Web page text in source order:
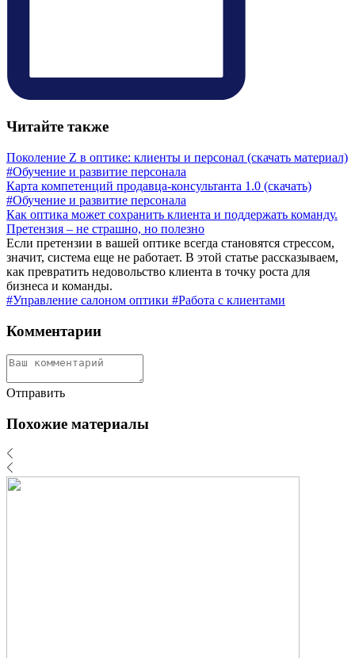
Читайте также
Поколение Z в оптике: клиенты и персонал (скачать материал)
#Обучение и развитие персонала
Карта компетенций продавца-консультанта 1.0 (скачать)
#Обучение и развитие персонала
Как оптика может сохранить клиента и поддержать команду.
Претензия – не страшно, но полезно
Если претензии в вашей оптике всегда становятся стрессом,
значит, система еще не работает. В этой статье рассказываем,
как превратить недовольство клиента в точку роста для
бизнеса и команды.
#Управление салоном оптики #Работа с клиентами
Комментарии
Отправить
Похожие материалы